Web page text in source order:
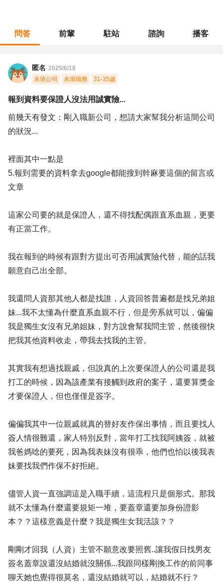
問答 前輩 駐站 諮詢 播客
匿名 2025/6/18
未填公司
未填職務 31-35歲
報到資料要保證人沒法用誠實險...
前幾天有發文：剛入職新公司，想請大家幫我分析這間公司
的狀況...
裡面其中一點是
5.報到需要的資料拿去google都能搜到幹麻要這個的留言或
文章
這家公司要的就是保證人，還不得找配偶跟直系血親，更要
有正當工作。
我在報到的時候有跟對方提出可否用誠實險代替，能的話我
願意自己出全部。
我還問人資那其他人都是找誰，人資回答普遍都是找兄弟姐
妹...我不太懂為什麼直系血親不行，但是旁系就可以，偏偏
我是獨生女沒有兄弟姐妹，對方說會幫我問主管，然後很快
把我其他資料收走，帶我去找我的主管。
其實我有想過找親戚，但說真的上次要保證人的公司還是我
打工的時候，因為該產業有接觸到政府的案子，還要算獎金
才要保證人，但也僅僅是簽字。
偏偏我其中一位親戚就真的替好友作保出事情，而且要找人
簽人情很難還，家人特別反對，當年打工找我阿姨簽，就被
我爸媽唸的要死，因為我表妹沒有很乖，他們也怕以後我表
妹要找我們作保不好拒絕。
儘管人資一直強調這是入職手續，這流程只是個形式。那我
就不太懂為什麼還要規矩一堆，要蓋章還要加身份證影
本？？這樣意義是什麼？我是獨生女我活該？？
剛剛才回我（人資）主管不願意改要照舊..讓我假日找男友
簽名蓋章說還沒結婚就沒關係...我跟同樣剛換工作的前同事
聊天她也覺得很莫名，還沒結婚就可以，結婚就不行？